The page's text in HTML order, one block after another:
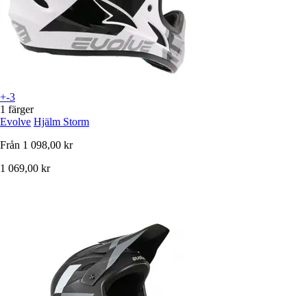
+-3
1 färger
Evolve Hjälm Storm
Från 1 098,00 kr
1 069,00 kr